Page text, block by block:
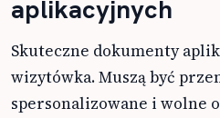
aplikacyjnych
Skuteczne dokumenty
wizytówka. Muszą być
spersonalizowane i wolne